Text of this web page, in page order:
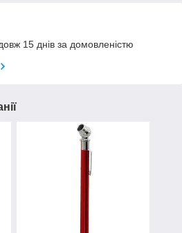
15 днів за домовленістю